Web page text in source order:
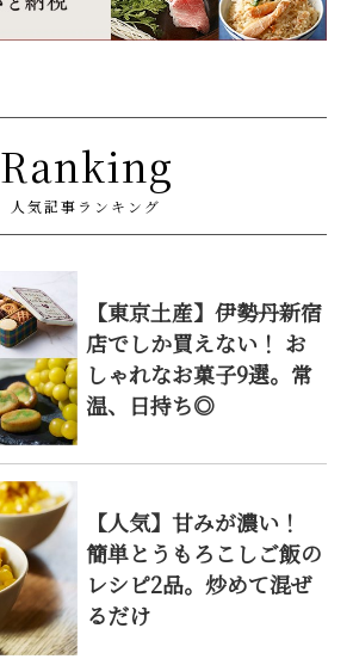
Ranking
人気記事ランキング
【東京土産】伊勢丹新宿
店でしか買えない！ お
しゃれなお菓子9選。常
温、日持ち◎
【人気】甘みが濃い！
簡単とうもろこしご飯の
レシピ2品。炒めて混ぜ
るだけ